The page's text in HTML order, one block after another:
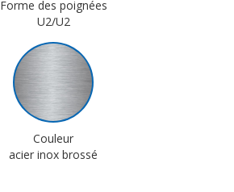
Forme des poignées
U2/U2
Couleur
acier inox brossé